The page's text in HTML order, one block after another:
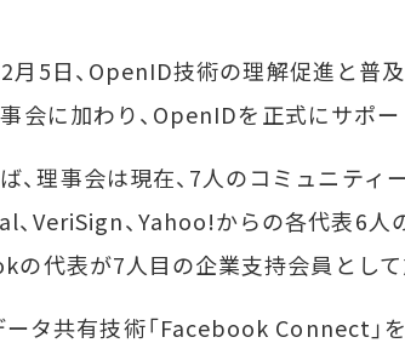
5日、OpenID技術の理解促進と普
に加わり、OpenIDを正式にサポー
理事会は現在、7人のコミュニティ
、VeriSign、Yahoo!からの各代表6人
の代表が7人目の企業支持会員として
タ共有技術「Facebook Connect」